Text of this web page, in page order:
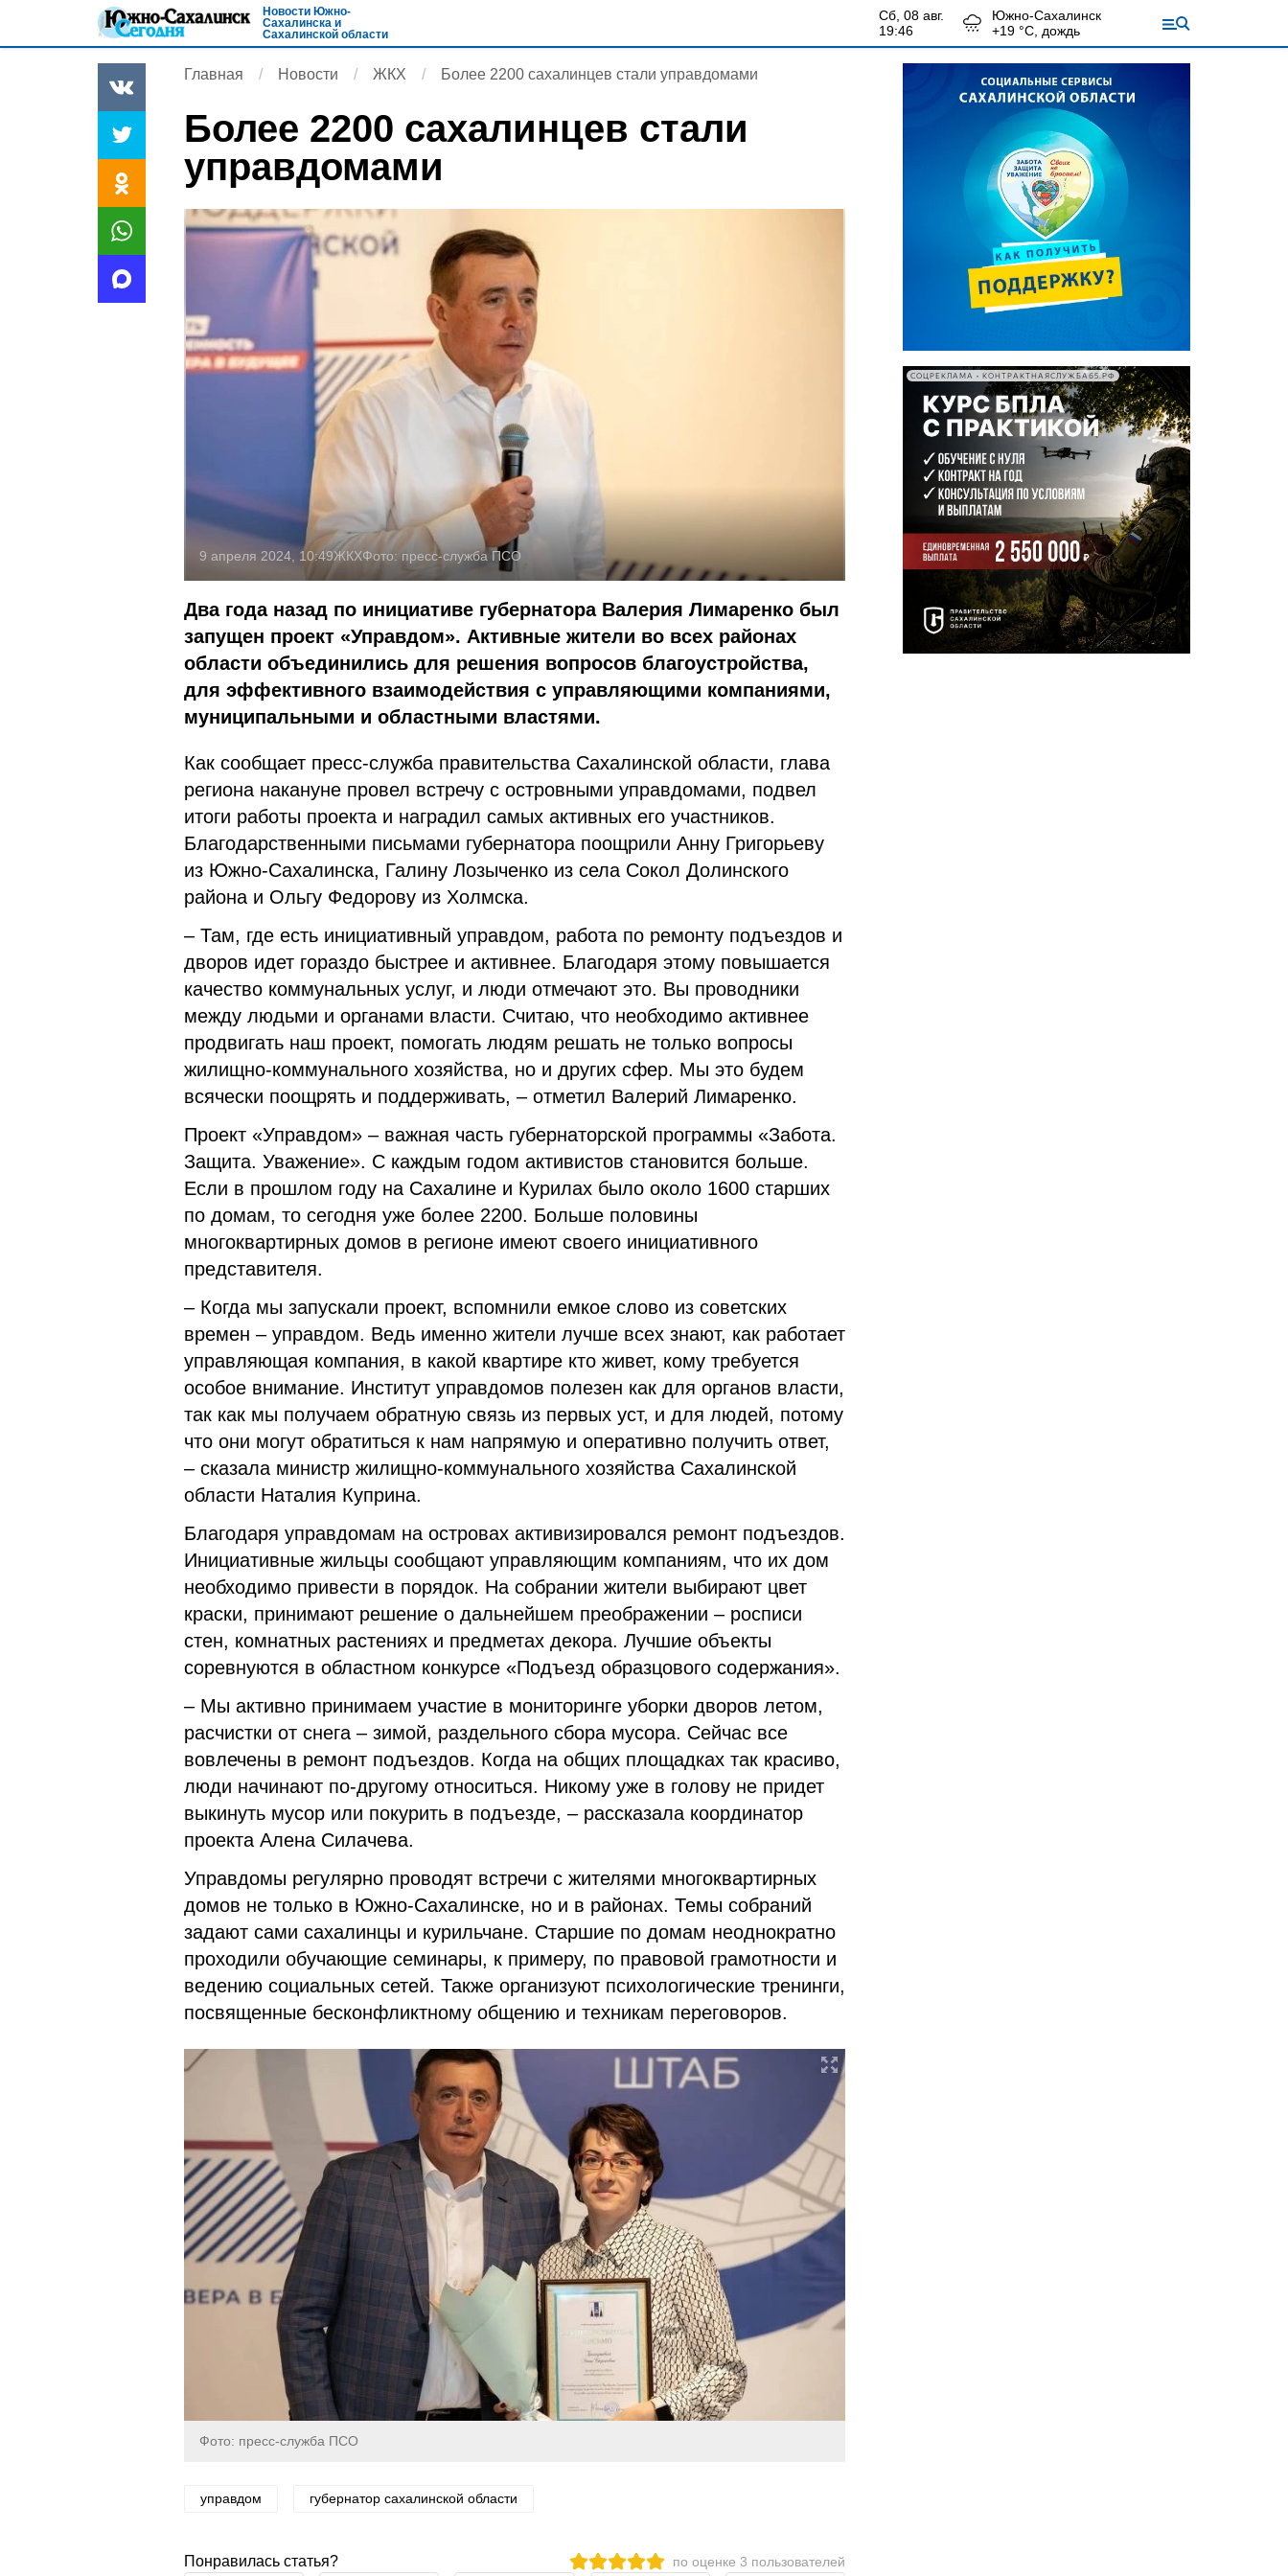
Новости Южно-
Сахалинска и
Сахалинской области
сб, 08 авг.
19:46
Южно-Сахалинск
+19 °С, дождь
Главная Новости ЖКХ Более 2200 сахалинцев стали управдомами
Более 2200 сахалинцев стали
управдомами
9 апреля 2024, 10:49ЖКХФото: пресс-служба ПСО
Два года назад по инициативе губернатора Валерия Лимаренко был
запущен проект «Управдом». Активные жители во всех районах
области объединились для решения вопросов благоустройства,
для эффективного взаимодействия с управляющими компаниями,
муниципальными и областными властями.
Как сообщает пресс-служба правительства Сахалинской области, глава
региона накануне провел встречу с островными управдомами, подвел
итоги работы проекта и наградил самых активных его участников.
Благодарственными письмами губернатора поощрили Анну Григорьеву
из Южно-Сахалинска, Галину Лозыченко из села Сокол Долинского
района и Ольгу Федорову из Холмска.
– Там, где есть инициативный управдом, работа по ремонту подъездов и
дворов идет гораздо быстрее и активнее. Благодаря этому повышается
качество коммунальных услуг, и люди отмечают это. Вы проводники
между людьми и органами власти. Считаю, что необходимо активнее
продвигать наш проект, помогать людям решать не только вопросы
жилищно-коммунального хозяйства, но и других сфер. Мы это будем
всячески поощрять и поддерживать, – отметил Валерий Лимаренко.
Проект «Управдом» – важная часть губернаторской программы «Забота.
Защита. Уважение». С каждым годом активистов становится больше.
Если в прошлом году на Сахалине и Курилах было около 1600 старших
по домам, то сегодня уже более 2200. Больше половины
многоквартирных домов в регионе имеют своего инициативного
представителя.
– Когда мы запускали проект, вспомнили емкое слово из советских
времен – управдом. Ведь именно жители лучше всех знают, как работает
управляющая компания, в какой квартире кто живет, кому требуется
особое внимание. Институт управдомов полезен как для органов власти,
так как мы получаем обратную связь из первых уст, и для людей, потому
что они могут обратиться к нам напрямую и оперативно получить ответ,
– сказала министр жилищно-коммунального хозяйства Сахалинской
области Наталия Куприна.
Благодаря управдомам на островах активизировался ремонт подъездов.
Инициативные жильцы сообщают управляющим компаниям, что их дом
необходимо привести в порядок. На собрании жители выбирают цвет
краски, принимают решение о дальнейшем преображении – росписи
стен, комнатных растениях и предметах декора. Лучшие объекты
соревнуются в областном конкурсе «Подъезд образцового содержания».
– Мы активно принимаем участие в мониторинге уборки дворов летом,
расчистки от снега – зимой, раздельного сбора мусора. Сейчас все
вовлечены в ремонт подъездов. Когда на общих площадках так красиво,
люди начинают по-другому относиться. Никому уже в голову не придет
выкинуть мусор или покурить в подъезде, – рассказала координатор
проекта Алена Силачева.
Управдомы регулярно проводят встречи с жителями многоквартирных
домов не только в Южно-Сахалинске, но и в районах. Темы собраний
задают сами сахалинцы и курильчане. Старшие по домам неоднократно
проходили обучающие семинары, к примеру, по правовой грамотности и
ведению социальных сетей. Также организуют психологические тренинги,
посвященные бесконфликтному общению и техникам переговоров.
Фото: пресс-служба ПСО
управдом губернатор сахалинской области
Понравилась статья? по оценке 3 пользователей
СОЦРЕКЛАМА • КОНТРАКТНАЯСЛУЖБА65.РФ